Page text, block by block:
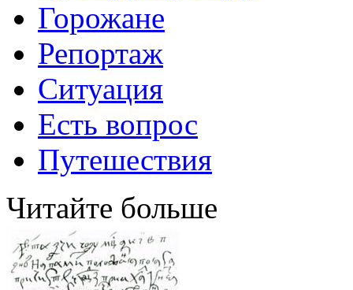
Горожане
Репортаж
Ситуация
Есть вопрос
Путешествия
Читайте больше